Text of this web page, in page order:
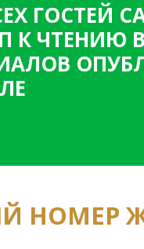
ГОСТЕЙ
К ЧТЕНИЮ
НОМЕР